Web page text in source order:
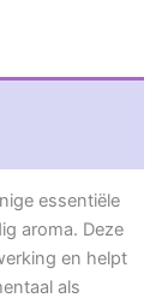
essentiële
aroma. Deze
en helpt
als